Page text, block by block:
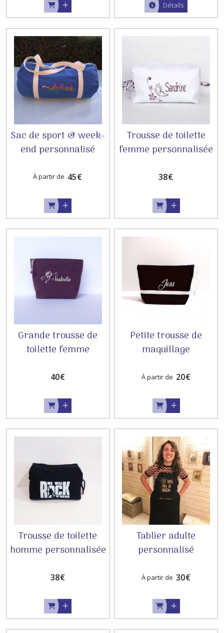
Détails
Sac de sport & week-
end personnalisé
À partir de 45€
Trousse de toilette
femme personnalisée
38€
Grande trousse de
toilette femme
40€
Petite trousse de
maquillage
À partir de 20€
Trousse de toilette
homme personnalisée
38€
Tablier adulte
personnalisé
À partir de 30€